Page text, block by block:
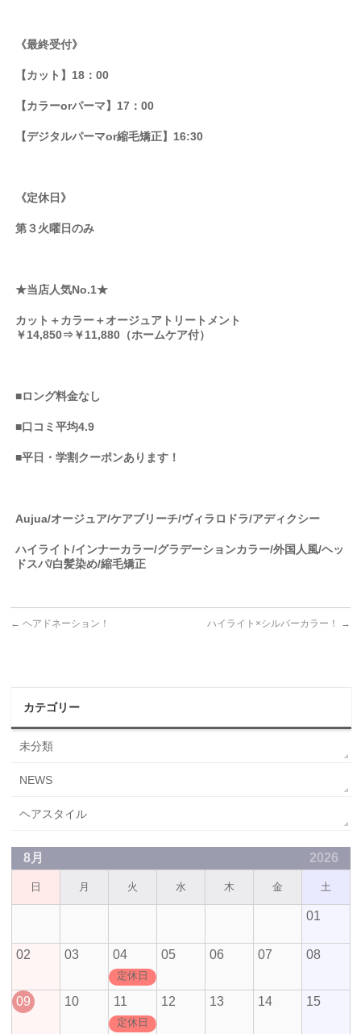
《最終受付》
【カット】18：00
【カラーorパーマ】17：00
【デジタルパーマor縮毛矯正】16:30
《定休日》
第３火曜日のみ
★当店人気No.1★
カット＋カラー＋オージュアトリートメント
￥14,850⇒￥11,880（ホームケア付）
■ロング料金なし
■口コミ平均4.9
■平日・学割クーポンあります！
Aujua/オージュア/ケアブリーチ/ヴィラロドラ/アディクシー
ハイライト/インナーカラー/グラデーションカラー/外国人風/ヘッ
ドスパ/白髪染め/縮毛矯正
← ヘアドネーション！ ハイライト×シルバーカラー！ →
カテゴリー
未分類
NEWS
ヘアスタイル
8月 2026
日 月 火 水 木 金 土
01
02 03 04
定休日
05 06 07 08
09 10 11
定休日
12 13 14 15